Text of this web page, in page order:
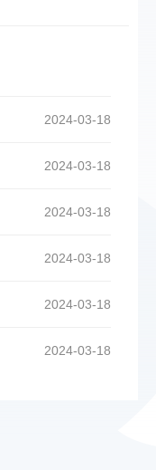
2024-03-18
2024-03-18
2024-03-18
2024-03-18
2024-03-18
2024-03-18